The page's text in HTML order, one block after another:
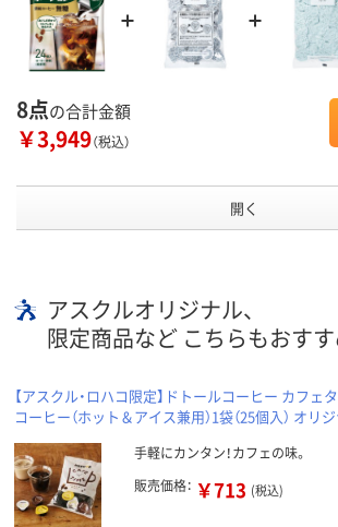
8点の合計金額
￥3,949（税込）
開く
アスクルオリジナル、
限定商品など こちらもおす
【アスクル・ロハコ限定】ドトールコーヒー カフェ
コーヒー（ホット＆アイス兼用）1袋（25個入） オリ
手軽にカンタン！カフェの味。
販売価格： ￥713 (税込)